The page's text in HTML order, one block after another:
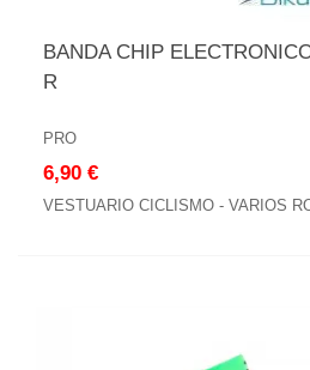
BANDA CHIP
R
PRO
6,90 €
VESTUARIO CICLISMO - VARIOS